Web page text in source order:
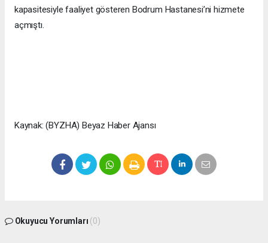
kapasitesiyle faaliyet gösteren Bodrum Hastanesi’ni hizmete
açmıştı.
Kaynak: (BYZHA) Beyaz Haber Ajansı
Okuyucu Yorumları (0)